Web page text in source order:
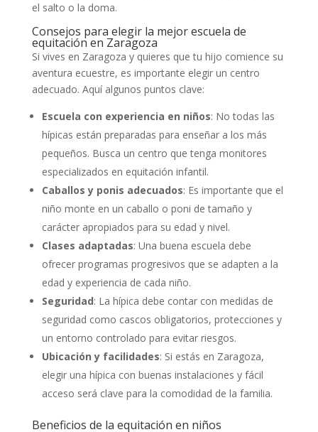
el salto o la doma.
Consejos para elegir la mejor escuela de
equitación en Zaragoza
Si vives en Zaragoza y quieres que tu hijo comience su
aventura ecuestre, es importante elegir un centro
adecuado. Aquí algunos puntos clave:
Escuela con experiencia en niños: No todas las
hípicas están preparadas para enseñar a los más
pequeños. Busca un centro que tenga monitores
especializados en equitación infantil.
Caballos y ponis adecuados: Es importante que el
niño monte en un caballo o poni de tamaño y
carácter apropiados para su edad y nivel.
Clases adaptadas: Una buena escuela debe
ofrecer programas progresivos que se adapten a la
edad y experiencia de cada niño.
Seguridad: La hípica debe contar con medidas de
seguridad como cascos obligatorios, protecciones y
un entorno controlado para evitar riesgos.
Ubicación y facilidades: Si estás en Zaragoza,
elegir una hípica con buenas instalaciones y fácil
acceso será clave para la comodidad de la familia.
Beneficios de la equitación en niños